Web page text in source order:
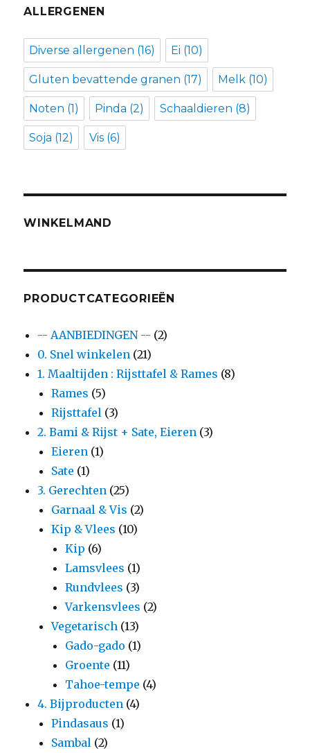
ALLERGENEN
Diverse allergenen (16) Ei (10)
Gluten bevattende granen (17) Melk (10)
Noten (1) Pinda (2) Schaaldieren (8)
Soja (12) Vis (6)
WINKELMAND
PRODUCTCATEGORIEËN
-- AANBIEDINGEN -- (2)
0. Snel winkelen (21)
1. Maaltijden : Rijsttafel & Rames (8)
Rames (5)
Rijsttafel (3)
2. Bami & Rijst + Sate, Eieren (3)
Eieren (1)
Sate (1)
3. Gerechten (25)
Garnaal & Vis (2)
Kip & Vlees (10)
Kip (6)
Lamsvlees (1)
Rundvlees (3)
Varkensvlees (2)
Vegetarisch (13)
Gado-gado (1)
Groente (11)
Tahoe-tempe (4)
4. Bijproducten (4)
Pindasaus (1)
Sambal (2)